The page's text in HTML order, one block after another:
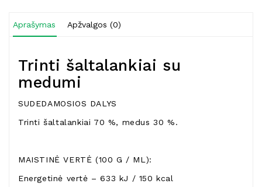
Aprašymas Apžvalgos (0)
Trinti šaltalankiai su
medumi
SUDEDAMOSIOS DALYS
Trinti šaltalankiai 70 %, medus 30 %.
MAISTINĖ VERTĖ (100 G / ML):
Energetinė vertė – 633 kJ / 150 kcal